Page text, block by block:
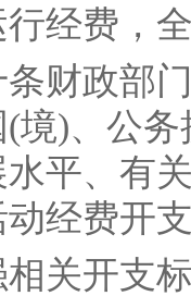
经费，
政部门
境)、公
平、有
经费开
开支标